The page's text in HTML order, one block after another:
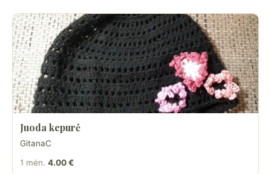
Juoda kepurė
GitanaC
1 mėn. 4.00 €